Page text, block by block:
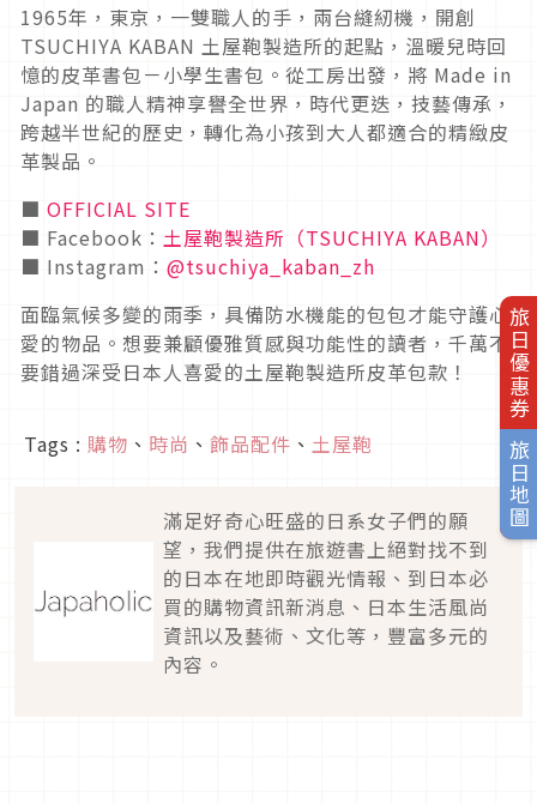
旅日優惠券
旅日地圖
1965年，東京，一雙職人的手，兩台縫紉機，開創
TSUCHIYA KABAN 土屋鞄製造所的起點，溫暖兒時回
憶的皮革書包－小學生書包。從工房出發，將 Made in
Japan 的職人精神享譽全世界，時代更迭，技藝傳承，
跨越半世紀的歷史，轉化為小孩到大人都適合的精緻皮
革製品。
■ OFFICIAL SITE
■ Facebook： 土屋鞄製造所（TSUCHIYA KABAN）
■ Instagram： @tsuchiya_kaban_zh
面臨氣候多變的雨季，具備防水機能的包包才能守護心
愛的物品。想要兼顧優雅質感與功能性的讀者，千萬不
要錯過深受日本人喜愛的土屋鞄製造所皮革包款！
Tags : 購物 、 時尚 、 飾品配件 、 土屋鞄
滿足好奇心旺盛的日系女子們的願
望，我們提供在旅遊書上絕對找不到
的日本在地即時觀光情報、到日本必
買的購物資訊新消息、日本生活風尚
資訊以及藝術、文化等，豐富多元的
內容。